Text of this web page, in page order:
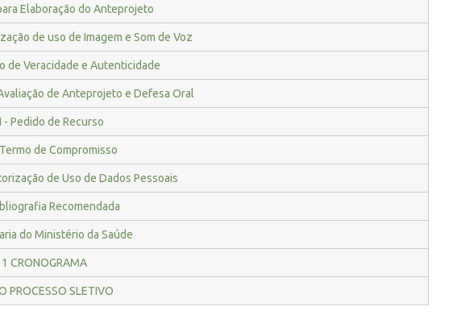
Elaboração do Anteprojeto
de uso de Imagem e Som de Voz
de Veracidade e Autenticidade
de Anteprojeto e Defesa Oral
Pedido de Recurso
de Compromisso
de Uso de Dados Pessoais
Recomendada
do Ministério da Saúde
CRONOGRAMA
SLETIVO